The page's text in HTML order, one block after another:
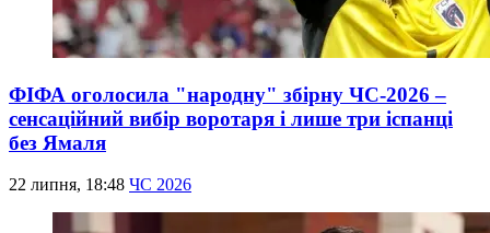
ФІФА оголосила "народну" збірну ЧС-2026 –
сенсаційний вибір воротаря і лише три іспанці
без Ямаля
22 липня, 18:48 ЧС 2026